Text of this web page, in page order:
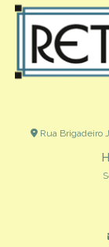
Rua Brigadeiro